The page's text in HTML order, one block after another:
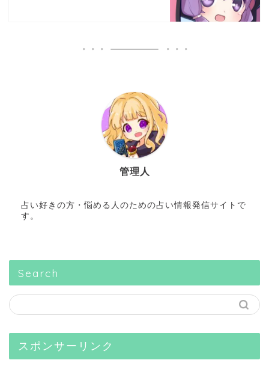
管理人
占い好きの方・悩める人のための占い情報発信サイトで
す。
Search
スポンサーリンク